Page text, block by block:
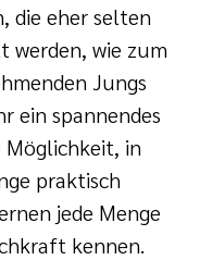
die eher selten
werden, wie zum
Jungs
ein spannendes
Möglichkeit, in
praktisch
jede Menge
kennen.